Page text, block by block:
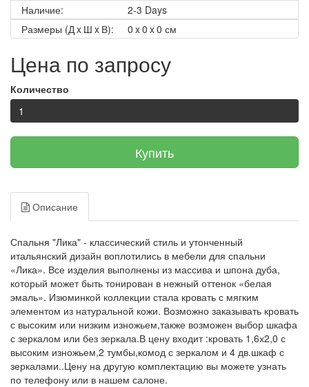
Наличие:
2-3 Days
Размеры (Д x Ш x В):
0 x 0 x 0 см
Цена по запросу
Количество
Купить
Описание
Спальня "Лика" - классический стиль и утонченный
итальянский дизайн воплотились в мебели для спальни
«Лика». Все изделия выполнены из массива и шпона дуба,
который может быть тонирован в нежный оттенок «белая
эмаль». Изюминкой коллекции стала кровать с мягким
элементом из натуральной кожи. Возможно заказывать кровать
с высоким или низким изножьем,также возможен выбор шкафа
с зеркалом или без зеркала.В цену входит :кровать 1,6х2,0 с
высоким изножьем,2 тумбы,комод с зеркалом и 4 дв.шкаф с
зеркалами..Цену на другую комплектацию вы можете узнать
по телефону или в нашем салоне.